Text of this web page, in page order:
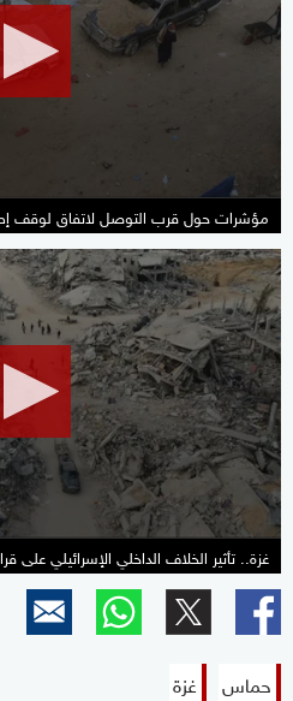
مؤشرات حول قرب التوصل لاتفاق لوقف
غزة.. تأثير الخلاف الداخلي الإسرائيلي على
حماس غزة